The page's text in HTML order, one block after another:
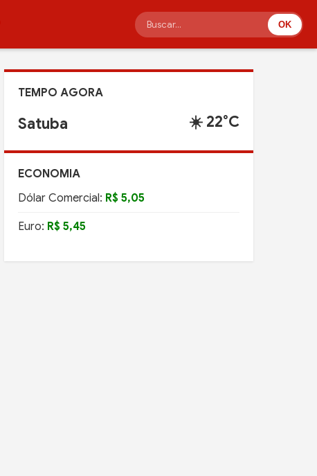
OK
TEMPO AGORA
Pilar ☀️ 22°C
ECONOMIA
Dólar Comercial: R$ 5,05
Euro: R$ 5,45